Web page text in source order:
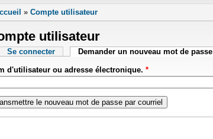
êtes ici
» Compte utilisateur
utilisateur
principaux
Se connecter Demander un nouveau mot de passe
d'utilisateur ou adresse électronique. *